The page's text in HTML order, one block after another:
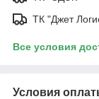
ТК "Джет
Все условия
Условия